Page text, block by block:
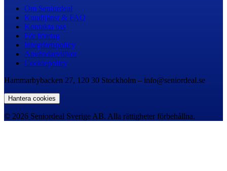
Om Seniordeal
Kundtjänst & FAQ
Kontakta oss
För företag
Integritetspolicy
Användarvillkor
Cookiepolicy
Hammarbybacken 27, 120 30 Stockholm – info@seniordeal.se
Hantera cookies
© 2026 Seniordeal Sverige AB. Alla rättigheter förbehållna.